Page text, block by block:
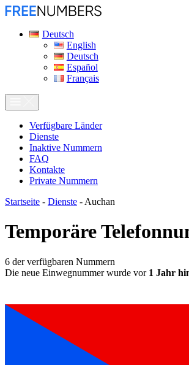
Deutsch
English
Deutsch
Español
Français
Verfügbare Länder
Dienste
Inaktive Nummern
FAQ
Kontakte
Private Nummern
Startseite - Dienste - Auchan
Temporäre
6 der verfügbaren Nummern
Die neue Einwegnummer wurde vor 1 Jahr